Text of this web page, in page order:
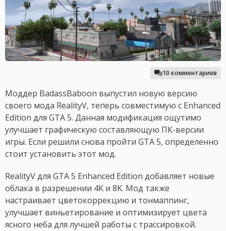
10 комментариев
Моддер BadassBaboon выпустил новую версию
своего мода RealityV, теперь совместимую с Enhanced
Edition для GTA 5. Данная модификация ощутимо
улучшает графическую составляющую ПК-версии
игры. Если решили снова пройти GTA 5, определенно
стоит установить этот мод.
RealityV для GTA 5 Enhanced Edition добавляет новые
облака в разрешении 4K и 8K. Мод также
настраивает цветокоррекцию и тонмаппинг,
улучшает виньетирование и оптимизирует цвета
ясного неба для лучшей работы с трассировкой.